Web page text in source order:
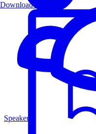
Speakers
Download PDF